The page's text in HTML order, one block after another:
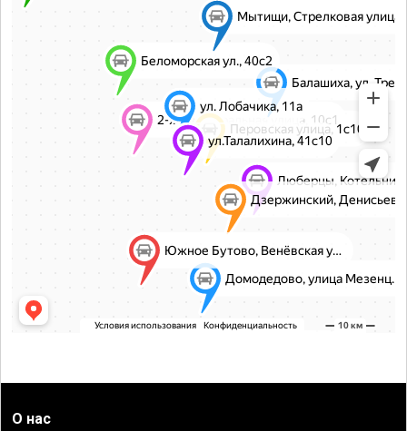
О нас